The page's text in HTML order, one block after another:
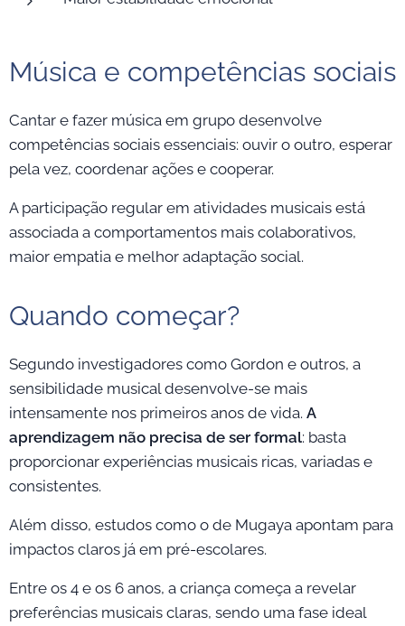
Música e competências sociais
Cantar e fazer música em grupo desenvolve
competências sociais essenciais: ouvir o outro, esperar
pela vez, coordenar ações e cooperar.
A participação regular em atividades musicais está
associada a comportamentos mais colaborativos,
maior empatia e melhor adaptação social.
Quando começar?
Segundo investigadores como Gordon e outros, a
sensibilidade musical desenvolve-se mais
intensamente nos primeiros anos de vida. A
aprendizagem não precisa de ser formal: basta
proporcionar experiências musicais ricas, variadas e
consistentes.
Além disso, estudos como o de Mugaya apontam para
impactos claros já em pré-escolares.
Entre os 4 e os 6 anos, a criança começa a revelar
preferências musicais claras, sendo uma fase ideal